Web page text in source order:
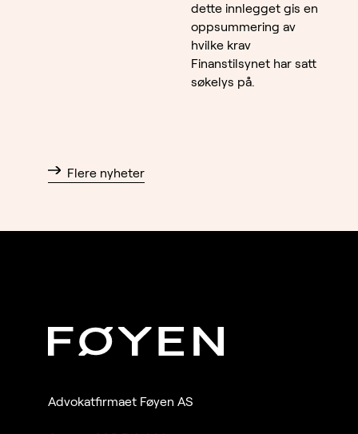
dette innlegget gis en
oppsummering av
hvilke krav
Finanstilsynet har satt
søkelys på.
Flere nyheter
Advokatfirmaet Føyen AS